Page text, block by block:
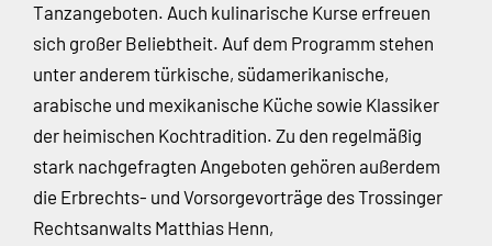
Tanzangeboten. Auch kulinarische Kurse erfreuen
sich großer Beliebtheit. Auf dem Programm stehen
unter anderem türkische, südamerikanische,
arabische und mexikanische Küche sowie Klassiker
der heimischen Kochtradition. Zu den regelmäßig
stark nachgefragten Angeboten gehören außerdem
die Erbrechts- und Vorsorgevorträge des Trossinger
Rechtsanwalts Matthias Henn,